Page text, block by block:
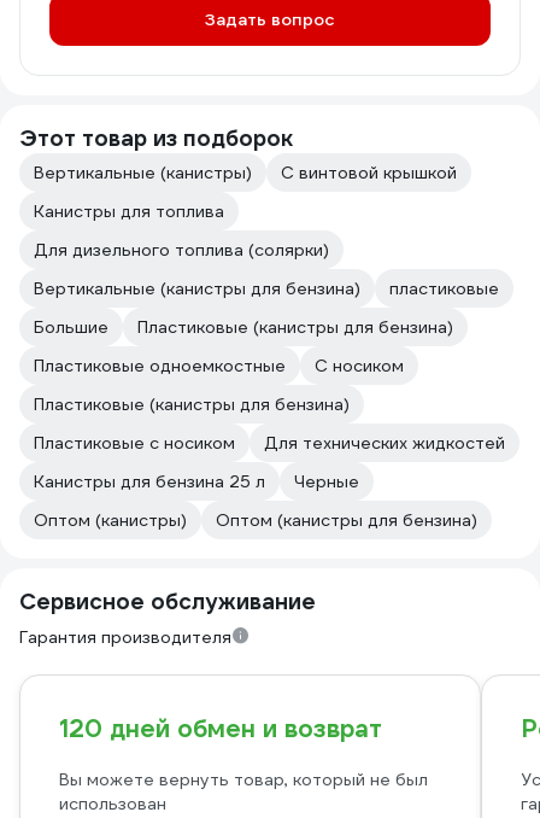
Задать вопрос
Этот товар из подборок
Вертикальные (канистры)
С винтовой крышкой
Канистры для топлива
Для дизельного топлива (солярки)
Вертикальные (канистры для бензина)
пластиковые
Большие
Пластиковые (канистры для бензина)
Пластиковые одноемкостные
С носиком
Пластиковые (канистры для бензина)
Пластиковые с носиком
Для технических жидкостей
Канистры для бензина 25 л
Черные
Оптом (канистры)
Оптом (канистры для бензина)
Сервисное обслуживание
Гарантия производителя
120 дней обмен и возврат
Вы можете вернуть товар, который не был
использован